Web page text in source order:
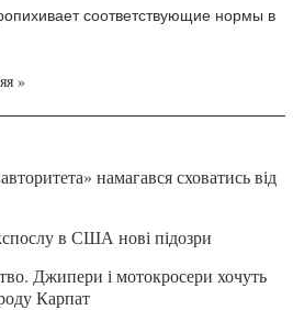
соответствующие нормы в
»
намагався сховатись від
в США нові підозри
Джипери і мотокросери хочуть
Карпат